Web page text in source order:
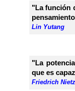
"La función
Lin Yutang
"La
que es
Friedrich